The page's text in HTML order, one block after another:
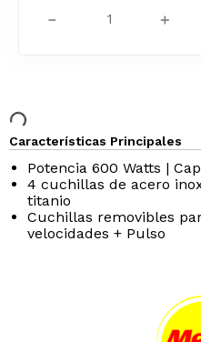
＋
－
Características Principales
Potencia 600 Watts |
4 cuchillas de acero
titanio
Cuchillas removibles
velocidades + Pulso